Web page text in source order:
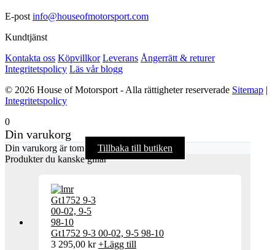
E-post info@houseofmotorsport.com
Kundtjänst
Kontakta oss Köpvillkor Leverans Ångerrätt & returer
Integritetspolicy Läs vår blogg
© 2026 House of Motorsport - Alla rättigheter reserverade Sitemap |
Integritetspolicy
0
Din varukorg
Din varukorg är tom
Tillbaka till butiken
Produkter du kanske gillar
Gt1752 9-3 00-02, 9-5 98-10
3 295,00 kr +Lägg till